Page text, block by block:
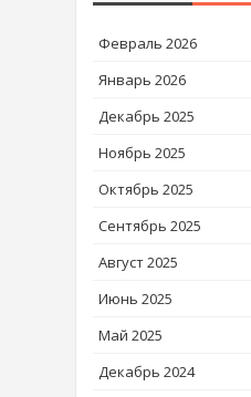
Февраль 2026
Январь 2026
Декабрь 2025
Ноябрь 2025
Октябрь 2025
Сентябрь 2025
Август 2025
Июнь 2025
Май 2025
Декабрь 2024